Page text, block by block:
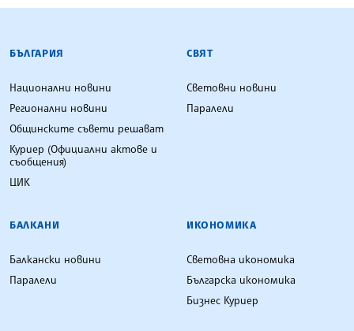
БЪЛГАРСКА ТЕЛЕГРАФНА АГЕНЦИЯ
БЪЛГАРИЯ
Национални новини
Регионални новини
Общинските съвети решават
Куриер (Официални актове и
съобщения)
ЦИК
СВЯТ
Световни новини
Паралели
БАЛКАНИ
Балкански новини
Паралели
ИКОНОМИКА
Световна икономика
Българска икономика
Бизнес Куриер